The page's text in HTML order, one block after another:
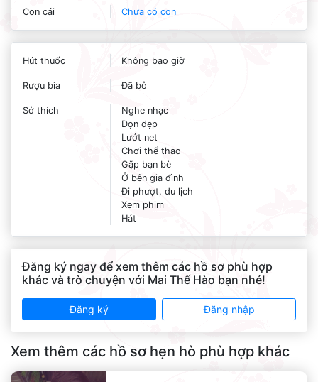
Con cái Chưa có con
Hút thuốc Không bao giờ
Rượu bia Đã bỏ
Sở thích
Nghe nhạc
Dọn dẹp
Lướt net
Chơi thể thao
Gặp bạn bè
Ở bên gia đình
Đi phượt, du lịch
Xem phim
Hát
Đăng ký ngay để xem thêm các hồ sơ phù hợp
khác và trò chuyện với Mai Thế Hào bạn nhé!
Đăng ký Đăng nhập
Xem thêm các hồ sơ hẹn hò phù hợp khác